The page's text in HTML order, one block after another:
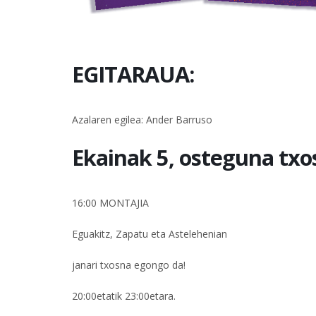
EGITARAUA:
Azalaren egilea: Ander Barruso
Ekainak 5, osteguna
16:00 MONTAJIA
Eguakitz, Zapatu eta Astelehenian
janari txosna egongo da!
20:00etatik 23:00etara.